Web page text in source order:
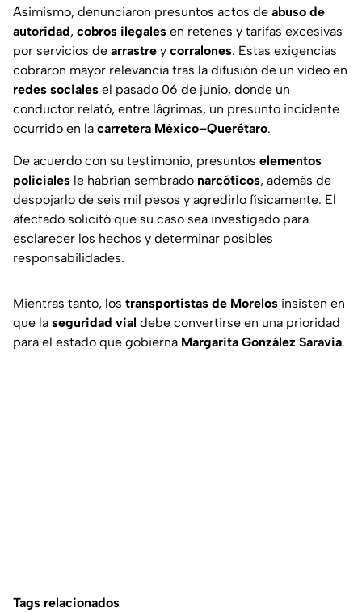
Asimismo, denunciaron presuntos actos de abuso de
autoridad, cobros ilegales en retenes y tarifas excesivas
por servicios de arrastre y corralones. Estas exigencias
cobraron mayor relevancia tras la difusión de un video en
redes sociales el pasado 06 de junio, donde un
conductor relató, entre lágrimas, un presunto incidente
ocurrido en la carretera México–Querétaro.
De acuerdo con su testimonio, presuntos elementos
policiales le habrían sembrado narcóticos, además de
despojarlo de seis mil pesos y agredirlo físicamente. El
afectado solicitó que su caso sea investigado para
esclarecer los hechos y determinar posibles
responsabilidades.
Mientras tanto, los transportistas de Morelos insisten en
que la seguridad vial debe convertirse en una prioridad
para el estado que gobierna Margarita González Saravia.
Tags relacionados